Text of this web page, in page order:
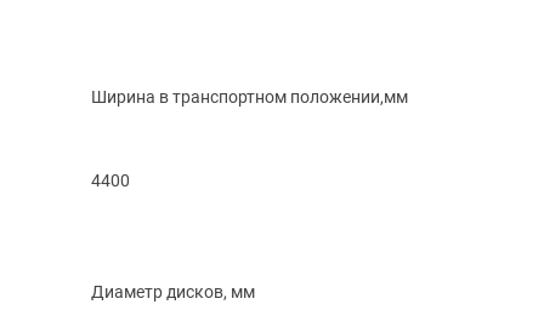
Ширина в транспортном положении,мм
4400
Диаметр дисков, мм